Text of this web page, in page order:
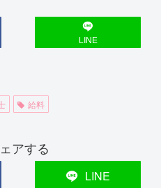
LINE
給料
アする
LINE